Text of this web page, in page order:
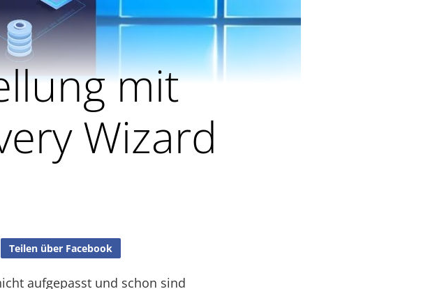
mit
Wizard
Teilen über Facebook
aufgepasst und schon sind